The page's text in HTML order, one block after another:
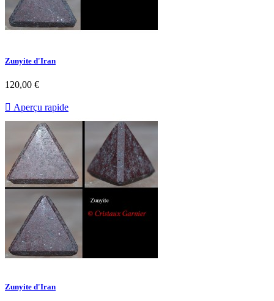
Zunyite d'Iran
120,00 €
 Aperçu rapide
Zunyite d'Iran